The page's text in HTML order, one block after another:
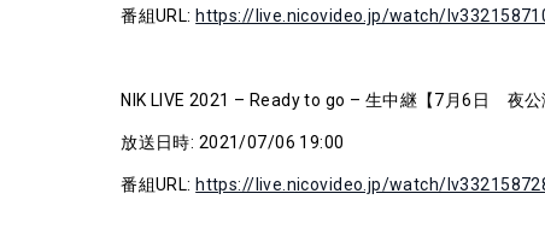
番組URL: https://live.nicovideo.jp/watch/
NIK LIVE 2021 – Ready to go – 生中継【7月6日 夜公
放送日時: 2021/07/06 19:00
番組URL: https://live.nicovideo.jp/watch/